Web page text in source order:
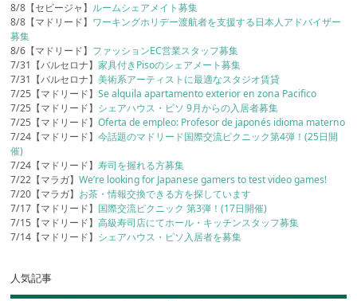
8/8【セビージャ】 ルームシェアメイト募集
8/8【マドリード】 ワーキングホリデー渡航者を支援する日本人アドバイザー
募集
8/6【マドリード】 ファッションEC営業スタッフ募集
7/31【バルセロナ】家具付きPisoのシェアメート募集
7/31【バルセロナ】美術系アーティストに最適なスタジオ賃貸
7/25【マドリード】Se alquila apartamento exterior en zona Pacifico
7/25【マドリード】 シェアハウス・ピソ 9月からの入居者募集
7/25【マドリード】Oferta de empleo: Profesor de japonés idioma materno
7/24【マドリード】今話題のマドリード国際交流ピクニック第4弾！(25日開
催)
7/24【マドリード】寿司を握れる方募集
7/22【マラガ】We’re looking for Japanese gamers to test video games!
7/20【マラガ】 お茶・情報交換できる方を探しています
7/17【マドリード】 国際交流ピクニック 第3弾！(17日開催)
7/15【マドリード】高級寿司店にてホール・キッチンスタッフ募集
7/14【マドリード】 シェアハウス・ピソ入居者を募集
人気記事